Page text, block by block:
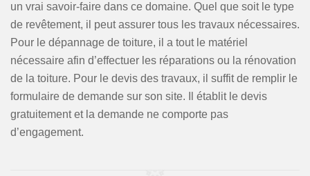
un vrai savoir-faire dans ce domaine. Quel que soit le type
de revêtement, il peut assurer tous les travaux nécessaires.
Pour le dépannage de toiture, il a tout le matériel
nécessaire afin d’effectuer les réparations ou la rénovation
de la toiture. Pour le devis des travaux, il suffit de remplir le
formulaire de demande sur son site. Il établit le devis
gratuitement et la demande ne comporte pas
d’engagement.